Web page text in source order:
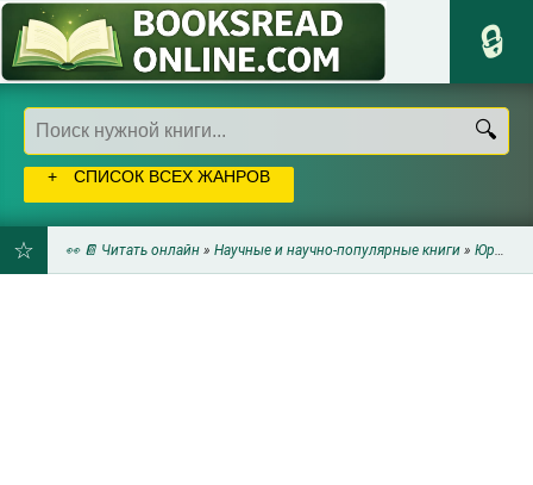
СПИСОК ВСЕХ ЖАНРОВ
👀 📔 Читать онлайн » Научные и научно-популярные книги » Юриспруденция